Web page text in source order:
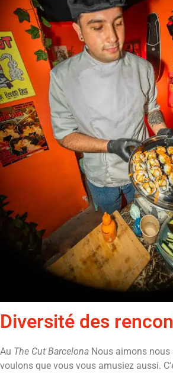
Diversité des
Au The Cut Barcelona Nous aimons nous
voulons que vous vous amusiez aussi.